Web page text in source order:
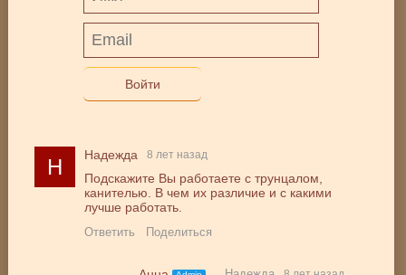
Войти
Н Надежда 8 лет назад
Подскажите Вы работаете с трунцалом,
канителью. В чем их различие и с какими
лучше работать.
Ответить Поделиться